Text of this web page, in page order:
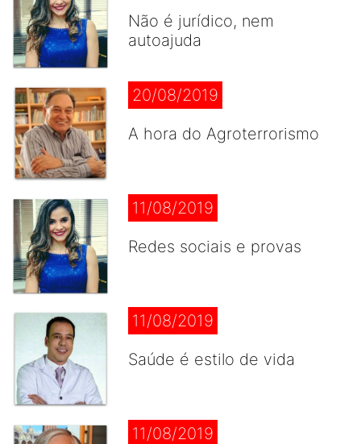
Não é jurídico, nem
autoajuda
20/08/2019
A hora do Agroterrorismo
11/08/2019
Redes sociais e provas
11/08/2019
Saúde é estilo de vida
11/08/2019